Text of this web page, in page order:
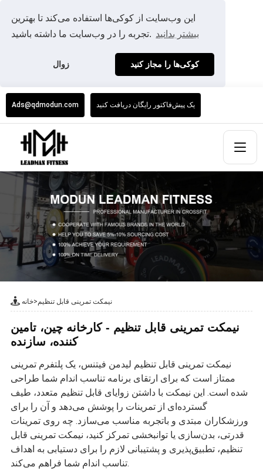
این وب‌سایت از کوکی‌ها استفاده می‌کند تا بهترین
تجربه را در وب‌سایت ما داشته باشید. بیشتر بدانید
زوال کوکی‌ها را مجاز کنید
Ads@qdmodun.com یک پیش‌فاکتور رایگان دریافت کنید
خانه> نیمکت تمرینی قابل تنظیم
نیمکت تمرینی قابل تنظیم - کارخانه چین، تامین
کننده، سازنده
نیمکت تمرینی قابل تنظیم لیدمن فیتنس، یک پلتفرم تمرینی
ممتاز است که برای ارتقای برنامه تناسب اندام شما طراحی
شده است. این نیمکت با داشتن زوایای قابل تنظیم متعدد، طیف
گسترده‌ای از تمرینات را پوشش می‌دهد و آن را برای
ورزشکاران مبتدی و باتجربه مناسب می‌سازد. چه روی تمرینات
قدرتی، بدن‌سازی یا توانبخشی تمرکز کنید، نیمکت تمرینی قابل
تنظیم، تطبیق‌پذیری و پشتیبانی لازم را برای دستیابی به اهداف
تناسب اندام شما فراهم می‌کند.